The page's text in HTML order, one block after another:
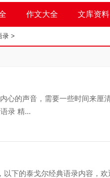
作文大全 文库资料
录 >
心的声音，需要一些时间来厘
录 精...
下的泰戈尔经典语录内容，